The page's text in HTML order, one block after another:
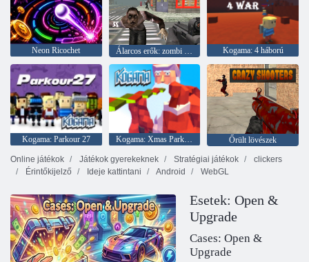
Neon Ricochet Álarcos erők: zombi túlélés Kogama: 4 háború
Kogama: Parkour 27 Kogama: Xmas Parkour
Őrült lövészek
Online játékok
Játékok gyerekeknek Stratégiai játékok
clickers
Érintőkijelző
Ideje kattintani Android WebGL
Esetek: Open &
Upgrade
Cases: Open &
Upgrade